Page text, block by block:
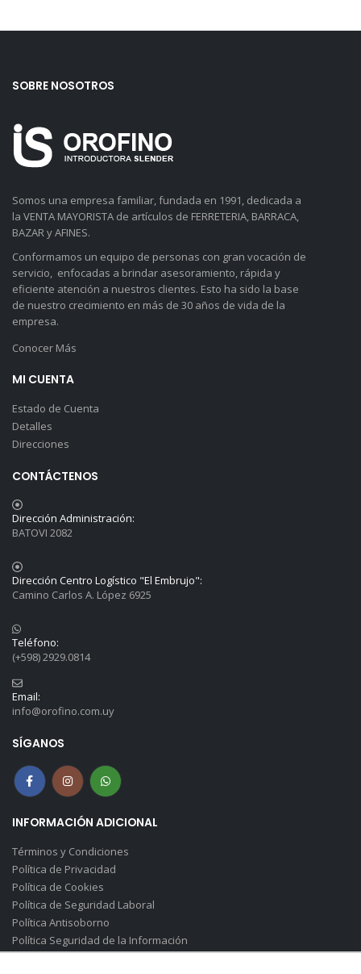
SOBRE NOSOTROS
Somos una empresa familiar, fundada en 1991, dedicada a
la VENTA MAYORISTA de artículos de FERRETERIA, BARRACA,
BAZAR y AFINES.
Conformamos un equipo de personas con gran vocación de
servicio, enfocadas a brindar asesoramiento, rápida y
eficiente atención a nuestros clientes. Esto ha sido la base
de nuestro crecimiento en más de 30 años de vida de la
empresa.
Conocer Más
MI CUENTA
Estado de Cuenta
Detalles
Direcciones
CONTÁCTENOS
Dirección Administración:
BATOVI 2082
Dirección Centro Logístico "El Embrujo":
Camino Carlos A. López 6925
Teléfono:
(+598) 2929.0814
Email:
info@orofino.com.uy
SÍGANOS
INFORMACIÓN ADICIONAL
Términos y Condiciones
Política de Privacidad
Política de Cookies
Política de Seguridad Laboral
Política Antisoborno
Política Seguridad de la Información
Canal de Denuncias(Soborno)